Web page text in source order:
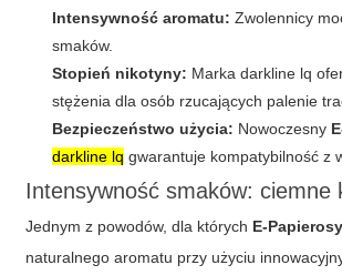
Intensywność aromatu: Zwolennicy
smaków.
Stopień nikotyny: Marka darkline lq
stężenia dla osób rzucających palenie
Bezpieczeństwo użycia: Nowoczesny
darkline lq gwarantuje kompatybilność z
Intensywność smaków: ciemne
Jednym z powodów, dla których E-Papierosy
naturalnego aromatu przy użyciu